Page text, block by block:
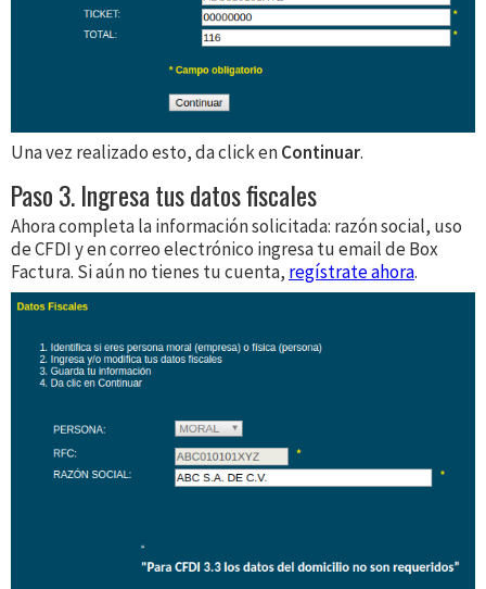
Una vez realizado esto, da click enContinuar.
Paso 3. Ingresa tus datos fiscales
Ahora completa la información solicitada: razón social, uso
de CFDI y en correo electrónico ingresa tu email de Box
Factura. Si aún no tienes tu cuenta, regístrate ahora.